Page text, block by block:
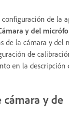
configuración de la
y del
de la cámara y del
de
en la descripción
cámara y de